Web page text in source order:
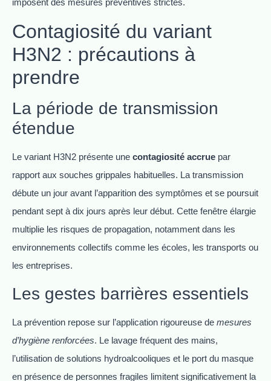
Contagiosité du variant
H3N2 : précautions à
prendre
La période de transmission
étendue
Le variant H3N2 présente une contagiosité accrue par
rapport aux souches grippales habituelles. La transmission
débute un jour avant l’apparition des symptômes et se poursuit
pendant sept à dix jours après leur début. Cette fenêtre élargie
multiplie les risques de propagation, notamment dans les
environnements collectifs comme les écoles, les transports ou
les entreprises.
Les gestes barrières essentiels
La prévention repose sur l’application rigoureuse de mesures
d’hygiène renforcées. Le lavage fréquent des mains,
l’utilisation de solutions hydroalcooliques et le port du masque
en présence de personnes fragiles limitent significativement la